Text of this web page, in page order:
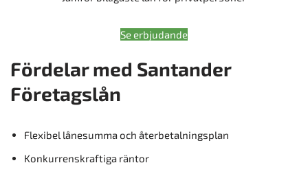
Se erbjudande
Fördelar med Santander
Företagslån
Flexibel lånesumma och återbetalningsplan
Konkurrenskraftiga räntor